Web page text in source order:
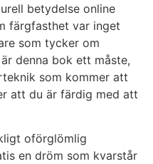
betydelse online
färgfasthet var inget
som tycker om
denna bok ett måste,
som kommer att
att du är färdig med att
oförglömlig
en dröm som kvarstår